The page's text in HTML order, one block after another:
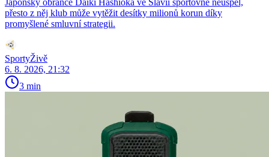
Japonský obránce Daiki Hashioka ve Slavii sportovně neuspěl,
přesto z něj klub může vytěžit desítky milionů korun díky
promyšlené smluvní strategii.
SportyŽivě
6. 8. 2026, 21:32
3 min